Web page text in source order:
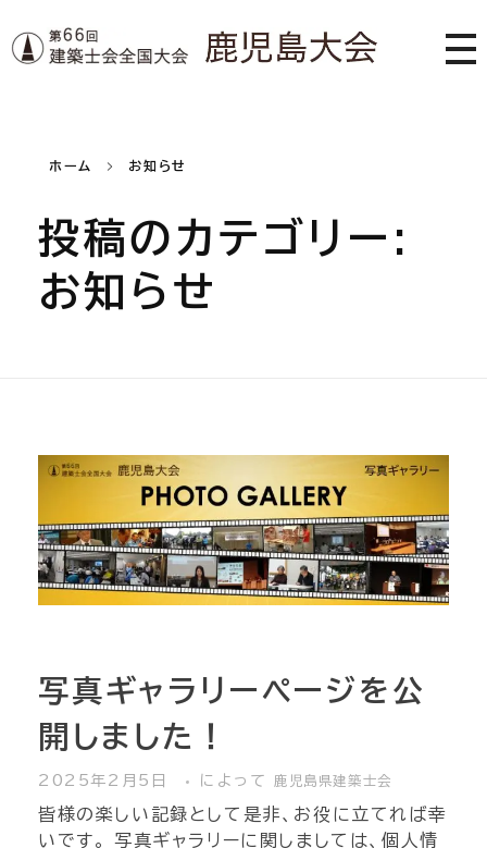
ホーム お知らせ
投稿のカテゴリー:
お知らせ
写真ギャラリーページを公
開しました！
2025年2月5日 によって 鹿児島県建築士会
皆様の楽しい記録として是非、お役に立てれば幸
いです。 写真ギャラリーに関しましては、個人情